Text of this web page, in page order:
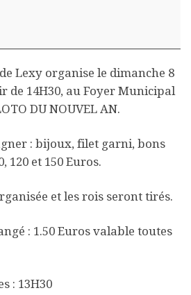
Lexy organise le dimanche 8
de 14H30, au Foyer Municipal
DU NOUVEL AN.
: bijoux, filet garni, bons
120 et 150 Euros.
et les rois seront tirés.
: 1.50 Euros valable toutes
: 13H30